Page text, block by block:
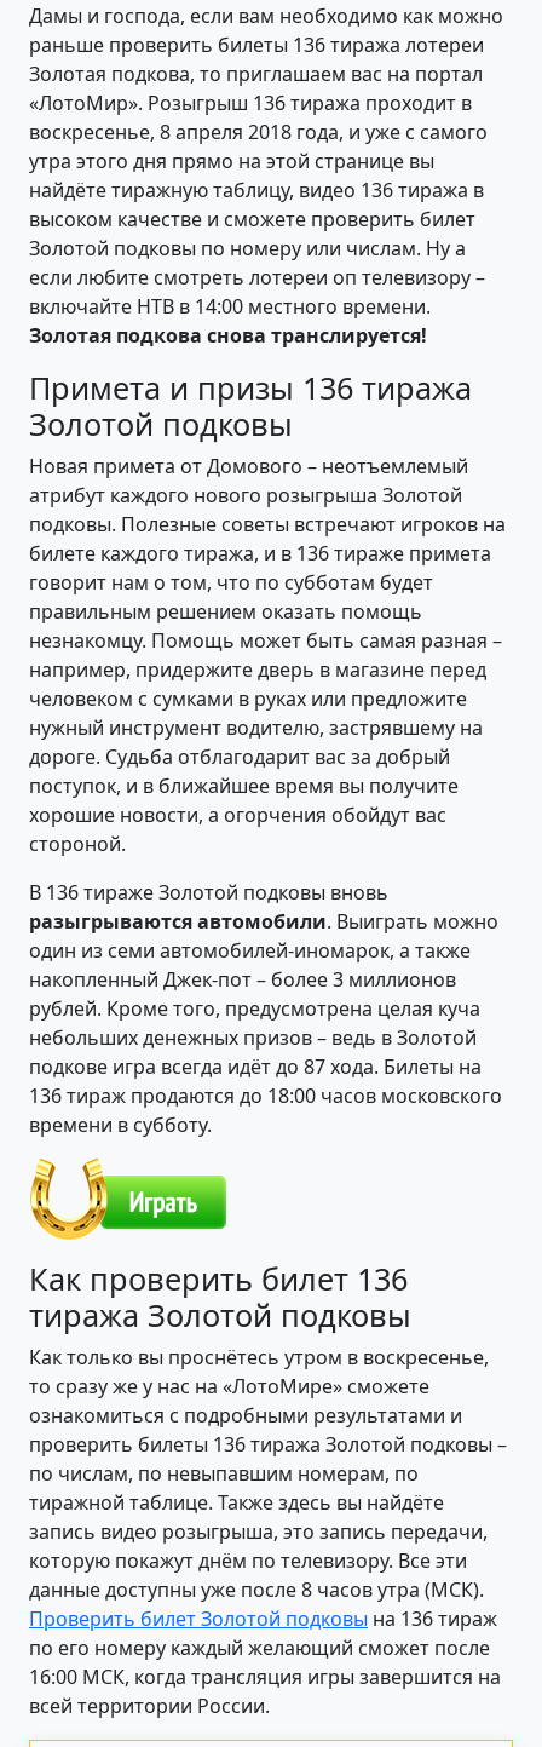
Дамы и господа, если вам необходимо как можно
раньше проверить билеты 136 тиража лотереи
Золотая подкова, то приглашаем вас на портал
«ЛотоМир». Розыгрыш 136 тиража проходит в
воскресенье, 8 апреля 2018 года, и уже с самого
утра этого дня прямо на этой странице вы
найдёте тиражную таблицу, видео 136 тиража в
высоком качестве и сможете проверить билет
Золотой подковы по номеру или числам. Ну а
если любите смотреть лотереи оп телевизору –
включайте НТВ в 14:00 местного времени.
Золотая подкова снова транслируется!
Примета и призы 136 тиража
Золотой подковы
Новая примета от Домового – неотъемлемый
атрибут каждого нового розыгрыша Золотой
подковы. Полезные советы встречают игроков на
билете каждого тиража, и в 136 тираже примета
говорит нам о том, что по субботам будет
правильным решением оказать помощь
незнакомцу. Помощь может быть самая разная –
например, придержите дверь в магазине перед
человеком с сумками в руках или предложите
нужный инструмент водителю, застрявшему на
дороге. Судьба отблагодарит вас за добрый
поступок, и в ближайшее время вы получите
хорошие новости, а огорчения обойдут вас
стороной.
В 136 тираже Золотой подковы вновь
разыгрываются автомобили. Выиграть можно
один из семи автомобилей-иномарок, а также
накопленный Джек-пот – более 3 миллионов
рублей. Кроме того, предусмотрена целая куча
небольших денежных призов – ведь в Золотой
подкове игра всегда идёт до 87 хода. Билеты на
136 тираж продаются до 18:00 часов московского
времени в субботу.
Как проверить билет 136
тиража Золотой подковы
Как только вы проснётесь утром в воскресенье,
то сразу же у нас на «ЛотоМире» сможете
ознакомиться с подробными результатами и
проверить билеты 136 тиража Золотой подковы –
по числам, по невыпавшим номерам, по
тиражной таблице. Также здесь вы найдёте
запись видео розыгрыша, это запись передачи,
которую покажут днём по телевизору. Все эти
данные доступны уже после 8 часов утра (МСК).
Проверить билет Золотой подковы на 136 тираж
по его номеру каждый желающий сможет после
16:00 МСК, когда трансляция игры завершится на
всей территории России.